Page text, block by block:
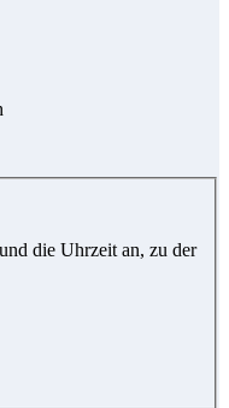
die Uhrzeit an, zu der